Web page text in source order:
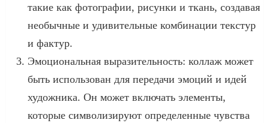
такие как фотографии, рисунки и ткань, создавая
необычные и удивительные комбинации текстур
и фактур.
Эмоциональная выразительность: коллаж может
быть использован для передачи эмоций и идей
художника. Он может включать элементы,
которые символизируют определенные чувства